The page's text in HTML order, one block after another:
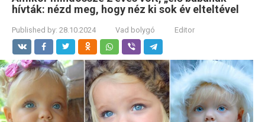
hívták: nézd meg, hogy néz ki sok év elteltével
Published by: 28.10.2024 Vad bolygó Editor